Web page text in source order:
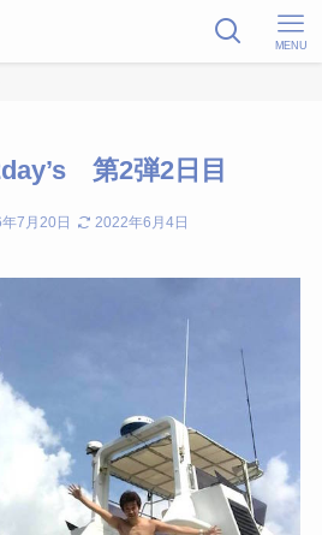
MENU
第2弾2日目
7月20日 2022年6月4日